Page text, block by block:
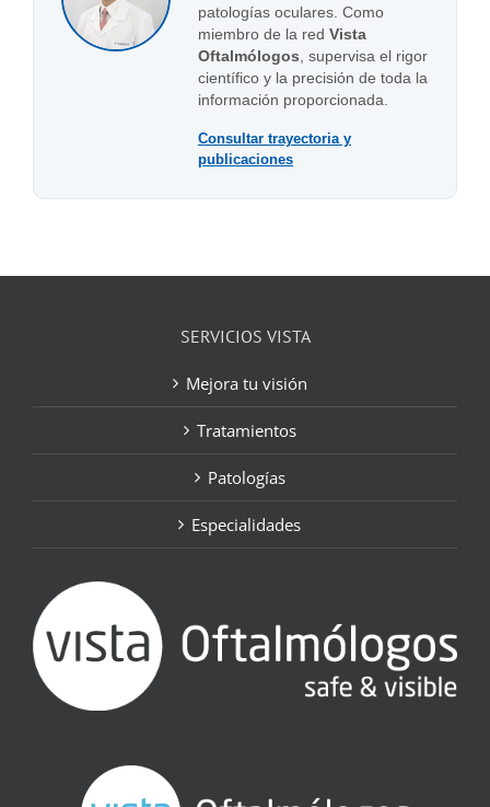
patologías oculares. Como
miembro de la red Vista
Oftalmólogos , supervisa el rigor
científico y la precisión de toda la
información proporcionada.
Consultar trayectoria y
publicaciones
SERVICIOS VISTA
Mejora tu visión
Tratamientos
Patologías
Especialidades